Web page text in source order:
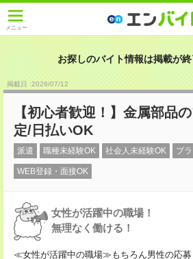
メニュー
お探しのバイト情報は掲載が終
掲載日 :2026/07/12
【初心者歓迎！】金属部品
定/日払いOK
派遣 職種未経験OK 社会人未経験OK ブ
WEB登録・面接OK
女性が活躍中の職場！
無理なく働ける！
≪女性が活躍中の職場≫もちろん男性の応募